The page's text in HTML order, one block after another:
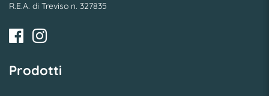
R.E.A. di Treviso n. 327835
Prodotti